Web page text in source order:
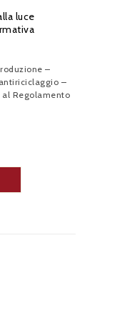
luce
–
–
al Regolamento